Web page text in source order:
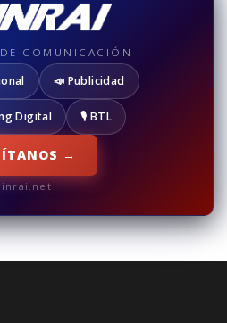
COMUNICACIÓN
📣 Publicidad
Digital 🎙️ BTL
→
inrai.net